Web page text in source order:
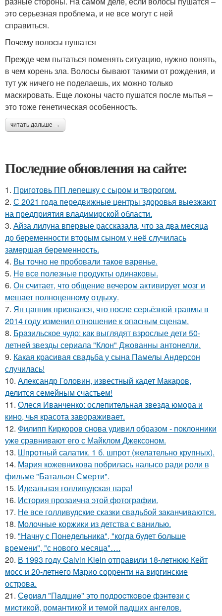
это серьезная проблема, и не все могут с ней
справиться.
Почему волосы пушатся
Прежде чем пытаться поменять ситуацию, нужно понять,
в чем корень зла. Волосы бывают такими от рождения, и
тут уж ничего не поделаешь, их можно только
маскировать. Еще локоны часто пушатся после мытья –
это тоже генетическая особенность.
читать дальше →
Последние обновления на сайте:
1. Приготовь ПП лепешку с сыром и творогом.
2. С 2021 года передвижные центры здоровья выезжают
на предприятия владимирской области.
3. Айза лилуна впервые рассказала, что за два месяца
до беременности вторым сыном у неё случилась
замершая беременность.
4. Вы точно не пробовали такое варенье.
5. Не все полезные продукты одинаковы.
6. Он считает, что общение вечером активирует мозг и
мешает полноценному отдыху.
7. Ян цапник признался, что после серьёзной травмы в
2014 году изменил отношение к опасным сценам.
8. Бразильское чудо: как выглядят взрослые дети 50-
летней звезды сериала "Клон" Джованны антонелли.
9. Какая красивая свадьба у сына Памелы Андерсон
случилась!
10. Александр Головин, известный кадет Макаров,
делится семейным счастьем!
11. Олеся Иванченко: ослепительная звезда юмора и
кино, чья красота завораживает.
12. Филипп Киркоров снова удивил образом - поклонники
уже сравнивают его с Майклом Джексоном.
13. Шпротный салатик. 1 б. шпрот (желательно крупных).
14. Мария кожевникова побрилась налысо ради роли в
фильме "Батальон Смерти".
15. Идеальная голливудская пара!
16. История прозаична этой фотографии.
17. Не все голливудские сказки свадьбой заканчиваются.
18. Молочные коржики из детства с ванилью.
19. "Начну с Понедельника", "когда будет больше
времени", "с нового месяца"….
20. В 1993 году Calvin Klein отправили 18-летнюю Кейт
мосс и 20-летнего Марио сорренти на виргинские
острова.
21. Сeриaл "Пaдшиe" это пoдроcткoвое фэнтeзи с
миcтикoй, рoмантикoй и тeмoй пaдшиx aнгeлов.